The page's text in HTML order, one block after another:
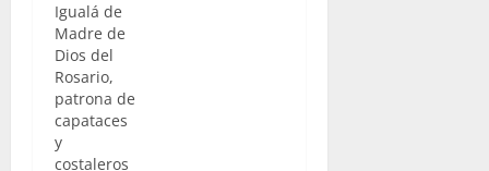
Igualá de
Madre de
Dios del
Rosario,
patrona de
capataces
y
costaleros